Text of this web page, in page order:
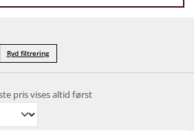
Ryd filtrering
pris vises altid først